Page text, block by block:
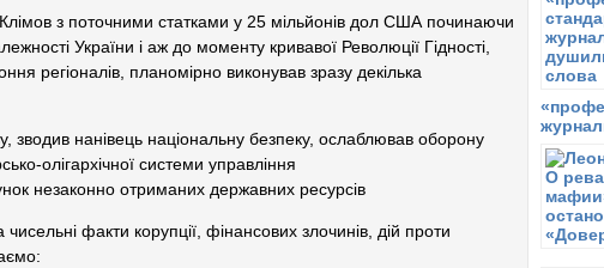
з поточними статками у 25 мільйонів дол США починаючи
України і аж до моменту кривавої Революції Гідності,
регіоналів, планомірно виконував зразу декілька
зводив нанівець національну безпеку, ослаблював оборону
олігархічної системи управління
незаконно отриманих державних ресурсів
факти корупції, фінансових злочинів, дій проти